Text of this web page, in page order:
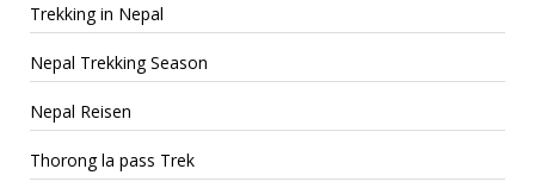
Trekking in Nepal
Nepal Trekking Season
Nepal Reisen
Thorong la pass Trek